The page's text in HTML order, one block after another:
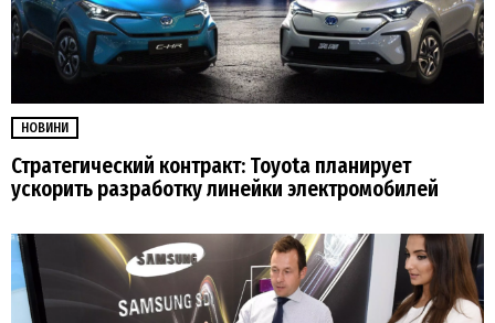
НОВИНИ
Стратегический контракт: Toyota планирует
ускорить разработку линейки электромобилей